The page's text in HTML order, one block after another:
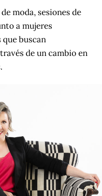
moda, sesiones de
a mujeres
buscan
de un cambio en